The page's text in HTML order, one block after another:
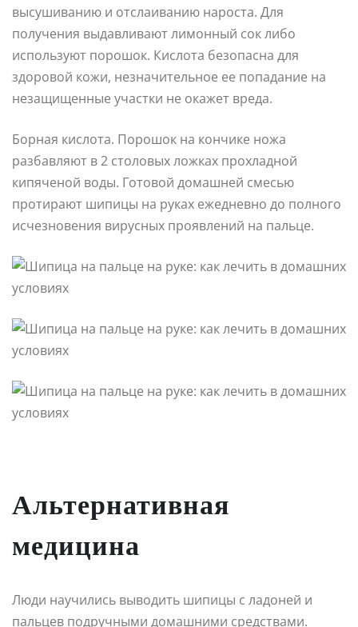
высушиванию и отслаиванию нароста. Для
получения выдавливают лимонный сок либо
используют порошок. Кислота безопасна для
здоровой кожи, незначительное ее попадание на
незащищенные участки не окажет вреда.
Борная кислота. Порошок на кончике ножа
разбавляют в 2 столовых ложках прохладной
кипяченой воды. Готовой домашней смесью
протирают шипицы на руках ежедневно до полного
исчезновения вирусных проявлений на пальце.
Альтернативная
медицина
Люди научились выводить шипицы с ладоней и
пальцев подручными домашними средствами.